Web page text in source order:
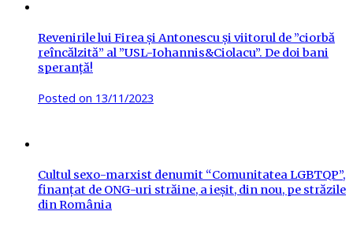
Revenirile lui Firea și Antonescu și viitorul de ”ciorbă
reîncălzită” al ”USL-Iohannis&Ciolacu”. De doi bani
speranță!
Posted on 13/11/2023
Cultul sexo-marxist denumit “Comunitatea LGBTQP”,
finanțat de ONG-uri străine, a ieșit, din nou, pe străzile
din România